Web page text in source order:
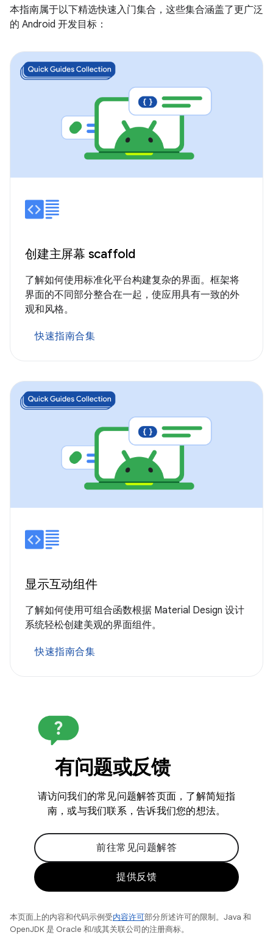
本指南属于以下精选快速入门集合，这些集合涵盖了更广泛
的 Android 开发目标：
创建主屏幕 scaffold
了解如何使用标准化平台构建复杂的界面。框架将
界面的不同部分整合在一起，使应用具有一致的外
观和风格。
快速指南合集
显示互动组件
了解如何使用可组合函数根据 Material Design 设计
系统轻松创建美观的界面组件。
快速指南合集
有问题或反馈
请访问我们的常见问题解答页面，了解简短指
南，或与我们联系，告诉我们您的想法。
前往常见问题解答
提供反馈
本页面上的内容和代码示例受内容许可部分所述许可的限制。Java 和
OpenJDK 是 Oracle 和/或其关联公司的注册商标。